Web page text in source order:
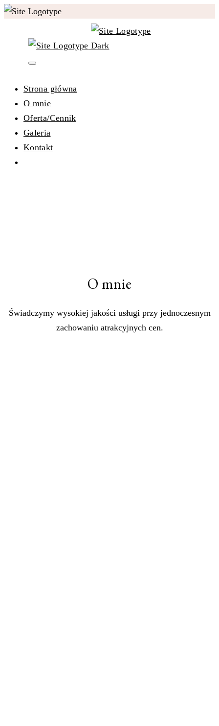
Strona główna
O mnie
Oferta/Cennik
Galeria
Kontakt
O mnie
Świadczymy wysokiej jakości usługi przy jednoczesnym
zachowaniu atrakcyjnych cen.